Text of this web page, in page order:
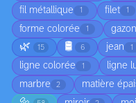
fil métallique 1 filet 1
forme colorée 1
🌿 15 🛢️ 6 jean 1
ligne colorée 1 ligne
marbre 2 matière